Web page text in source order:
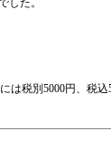
した。
税別5000円、